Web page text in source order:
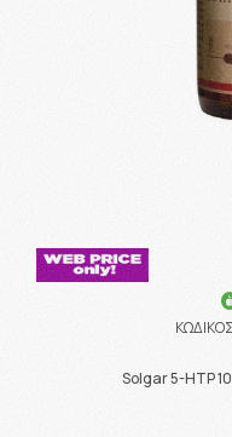
Solgar 5-HTP